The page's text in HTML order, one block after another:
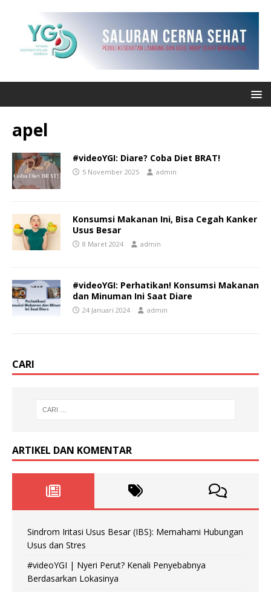
apel
#videoYGI: Diare? Coba Diet BRAT!
5 November 2025 admin
Konsumsi Makanan Ini, Bisa Cegah Kanker
Usus Besar
8 Maret 2024 admin
#videoYGI: Perhatikan! Konsumsi Makanan
dan Minuman Ini Saat Diare
24 Januari 2024 admin
CARI
ARTIKEL DAN KOMENTAR
Sindrom Iritasi Usus Besar (IBS): Memahami Hubungan
Usus dan Stres
#videoYGI | Nyeri Perut? Kenali Penyebabnya
Berdasarkan Lokasinya